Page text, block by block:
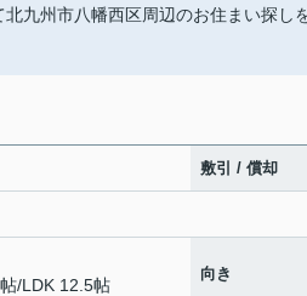
九州市八幡西区周辺のお住まい探
敷引 / 償却
/LDK 12.5帖
向き